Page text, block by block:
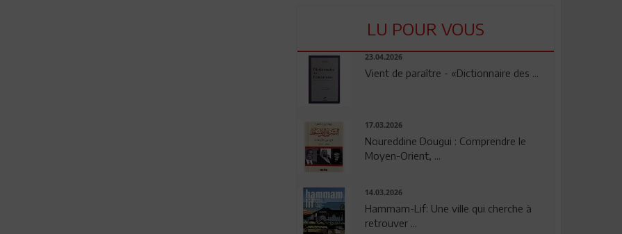
LU POUR VOUS
23.04.2026
Vient de paraître - «Dictionnaire des ...
17.03.2026
Noureddine Dougui : Comprendre le
Moyen-Orient, ...
14.03.2026
Hammam-Lif: Une ville qui cherche à
retrouver ...